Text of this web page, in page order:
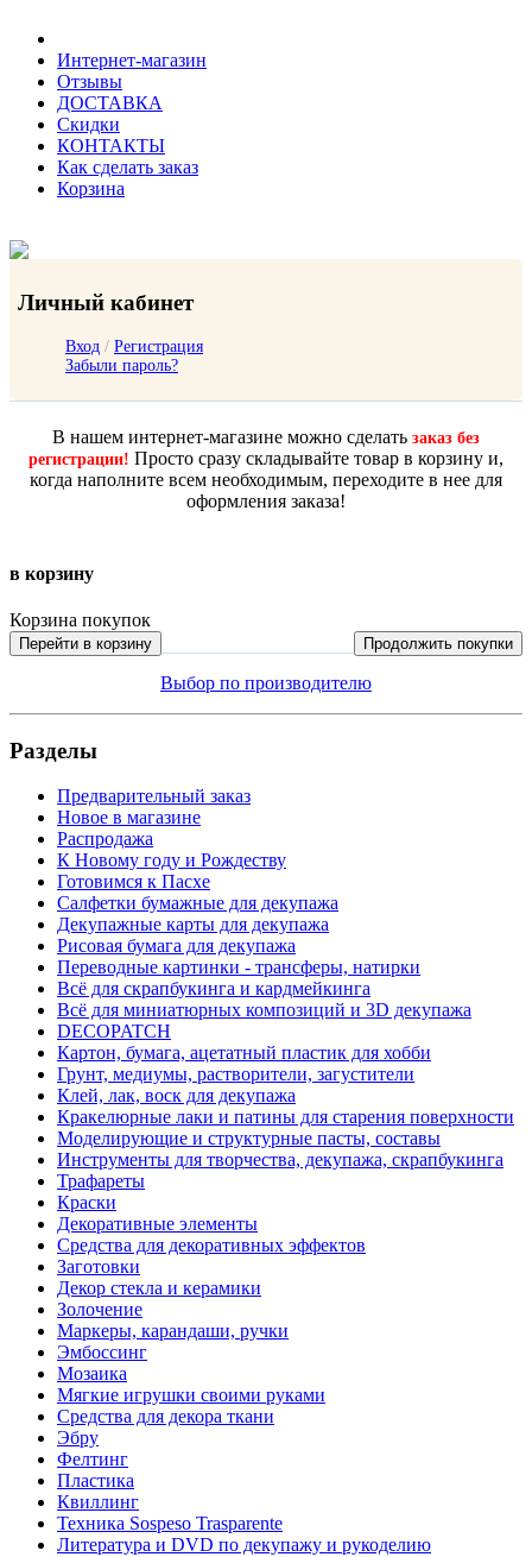
Интернет-магазин
Отзывы
ДОСТАВКА
Скидки
КОНТАКТЫ
Как сделать заказ
Корзина
Личный кабинет
Вход / Регистрация
Забыли пароль?
В нашем интернет-магазине можно сделать заказ без
регистрации! Просто сразу складывайте товар в корзину и,
когда наполните всем необходимым, переходите в нее для
оформления заказа!
в корзину
Корзина покупок
Перейти в корзину Продолжить покупки
Выбор по производителю
Разделы
Предварительный заказ
Новое в магазине
Распродажа
К Новому году и Рождеству
Готовимся к Пасхе
Салфетки бумажные для декупажа
Декупажные карты для декупажа
Рисовая бумага для декупажа
Переводные картинки - трансферы, натирки
Всё для скрапбукинга и кардмейкинга
Всё для миниатюрных композиций и 3D декупажа
DECOPATCH
Картон, бумага, ацетатный пластик для хобби
Грунт, медиумы, растворители, загустители
Клей, лак, воск для декупажа
Кракелюрные лаки и патины для старения поверхности
Моделирующие и структурные пасты, составы
Инструменты для творчества, декупажа, скрапбукинга
Трафареты
Краски
Декоративные элементы
Средства для декоративных эффектов
Заготовки
Декор стекла и керамики
Золочение
Маркеры, карандаши, ручки
Эмбоссинг
Мозаика
Мягкие игрушки своими руками
Средства для декора ткани
Эбру
Фелтинг
Пластика
Квиллинг
Техника Sospeso Trasparente
Литература и DVD по декупажу и рукоделию